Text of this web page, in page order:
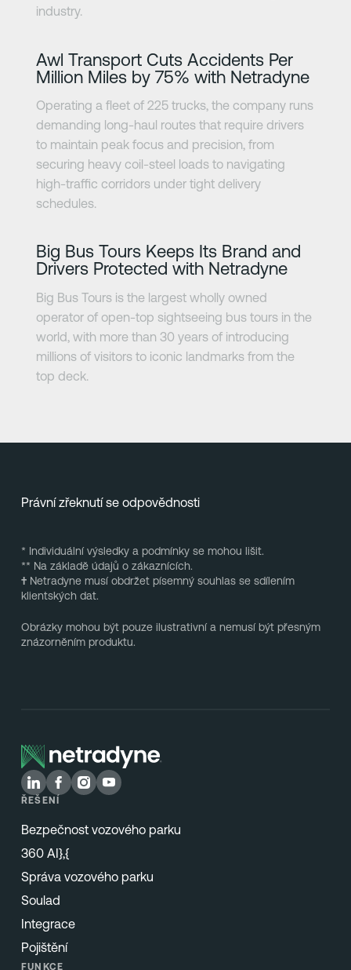
industry.
Awl Transport Cuts Accidents Per
Million Miles by 75% with Netradyne
Operating a fleet of 225 trucks, the company runs
demanding long-haul routes that require drivers
to maintain peak focus and precision, from
securing heavy coil-steel loads to navigating
high-traffic corridors under tight delivery
schedules.
Big Bus Tours Keeps Its Brand and
Drivers Protected with Netradyne
Big Bus Tours is the largest wholly owned
operator of open-top sightseeing bus tours in the
world, with more than 30 years of introducing
millions of visitors to iconic landmarks from the
top deck.
Právní zřeknutí se odpovědnosti
* Individuální výsledky a podmínky se mohou lišit.
** Na základě údajů o zákaznících.
†Netradyne musí obdržet písemný souhlas se sdílením
klientských dat.
Obrázky mohou být pouze ilustrativní a nemusí být přesným
znázorněním produktu.
ŘEŠENÍ
Bezpečnost vozového parku
360 AI},{
Správa vozového parku
Soulad
Integrace
Pojištění
FUNKCE